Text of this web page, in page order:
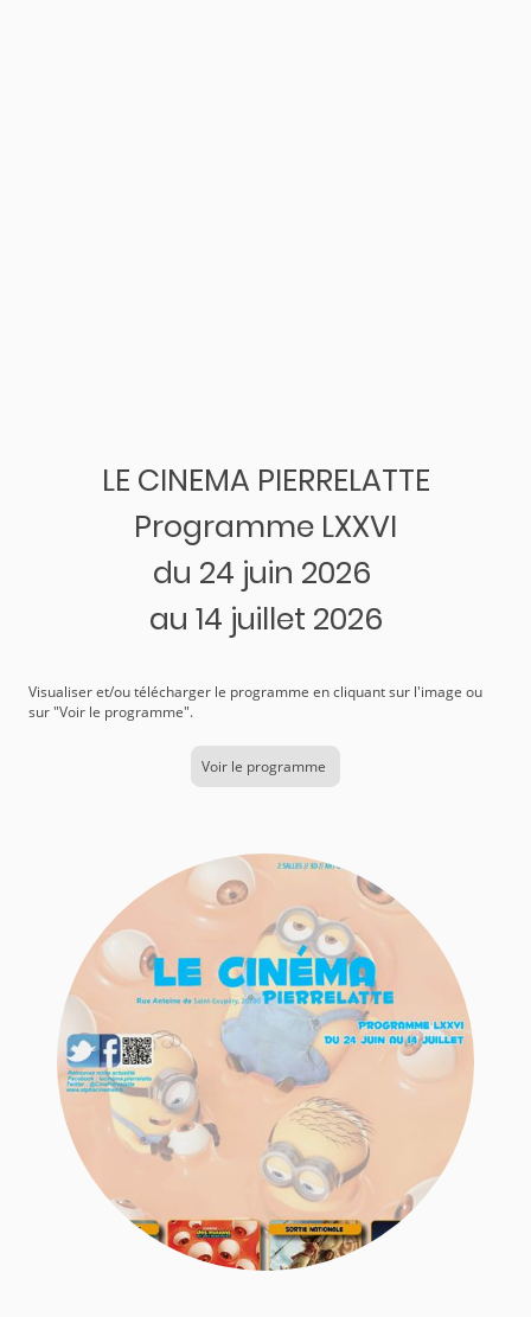
LE CINEMA PIERRELATTE
Programme LXXVI
du 24 juin 2026
au 14 juillet 2026
Visualiser et/ou télécharger le programme en cliquant sur l'image ou
sur "Voir le programme".
Voir le programme